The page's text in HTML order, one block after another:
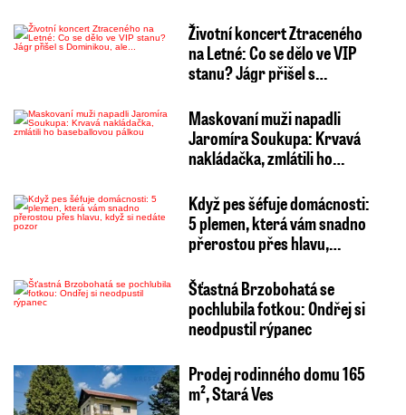
Životní koncert Ztraceného
na Letné: Co se dělo ve VIP
stanu? Jágr přišel s…
Maskovaní muži napadli
Jaromíra Soukupa: Krvavá
nakládačka, zmlátili ho…
Když pes šéfuje domácnosti:
5 plemen, která vám snadno
přerostou přes hlavu,…
Šťastná Brzobohatá se
pochlubila fotkou: Ondřej si
neodpustil rýpanec
Prodej rodinného domu 165
m², Stará Ves